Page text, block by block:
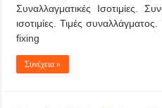
Συναλλαγματικές Ισοτιμίες.
ισοτιμίες. Τιμές
fixing
Συνέχεια »